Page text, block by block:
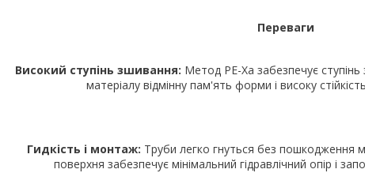
Переваги
Високий ступінь зшивання: Метод PE-Xa забезпечує
матеріалу відмінну пам'ять форми і високу
Гидкість і монтаж: Труби легко гнуться без пошкодження
поверхня забезпечує мінімальний гідравлічний опір і